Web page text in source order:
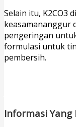
Selain itu, K2CO3
keasamananggur
pengeringan
formulasi untuk
pembersih.
Informasi